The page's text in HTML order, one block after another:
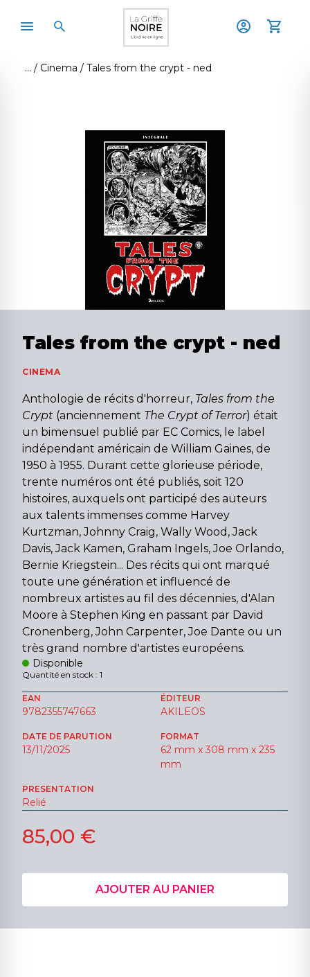
Cinema Tales from the crypt - ned
Tales from the crypt - ned
CINEMA
Anthologie de récits d'horreur, Tales from the
Crypt (anciennement The Crypt of Terror) était
un bimensuel publié par EC Comics, le label
indépendant américain de William Gaines, de
1950 à 1955. Durant cette glorieuse période,
trente numéros ont été publiés, soit 120
histoires, auxquels ont participé des auteurs
aux talents immenses comme Harvey
Kurtzman, Johnny Craig, Wally Wood, Jack
Davis, Jack Kamen, Graham Ingels, Joe Orlando,
Bernie Kriegstein... Des récits qui ont marqué
toute une génération et influencé de
nombreux artistes au fil des décennies, d'Alan
Moore à Stephen King en passant par David
Cronenberg, John Carpenter, Joe Dante ou un
très grand nombre d'artistes européens.
Disponible
Quantité en stock : 1
EAN
9782355747663
ÉDITEUR
AKILEOS
DATE DE PARUTION
13/11/2025
FORMAT
62 mm x 308 mm x 235
mm
PRESENTATION
Relié
85,00 €
AJOUTER AU PANIER